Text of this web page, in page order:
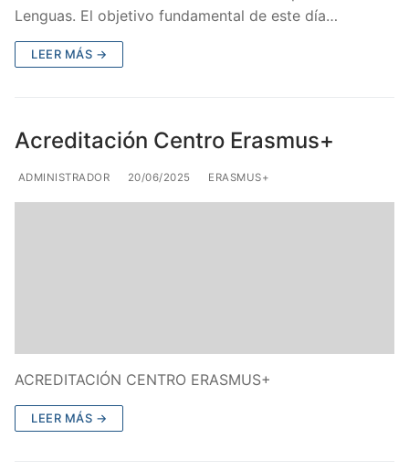
Lenguas. El objetivo fundamental de este día…
LEER MÁS →
Acreditación Centro Erasmus+
ADMINISTRADOR 20/06/2025 ERASMUS+
ACREDITACIÓN CENTRO ERASMUS+
LEER MÁS →